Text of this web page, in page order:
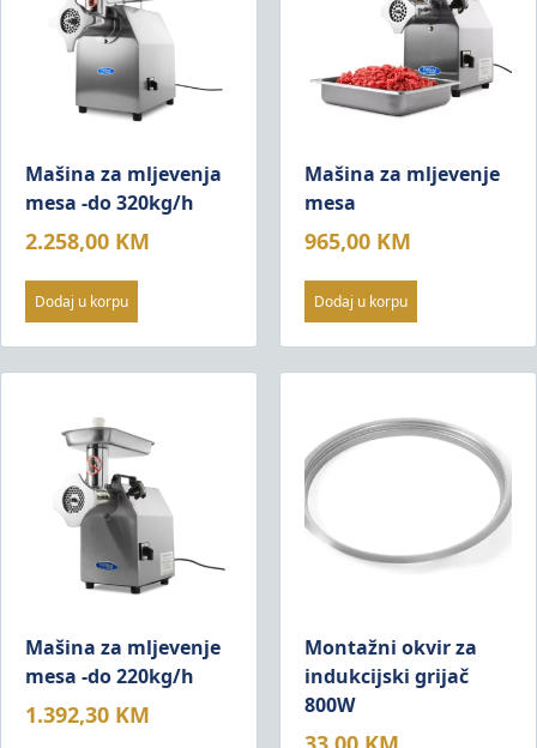
Mašina za mljevenja
mesa -do 320kg/h
2.258,00 KM
Dodaj u korpu
Mašina za mljevenje
mesa
965,00 KM
Dodaj u korpu
Mašina za mljevenje
mesa -do 220kg/h
1.392,30 KM
Montažni okvir za
indukcijski grijač
800W